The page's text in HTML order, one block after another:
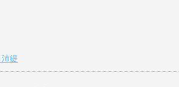
沛緹